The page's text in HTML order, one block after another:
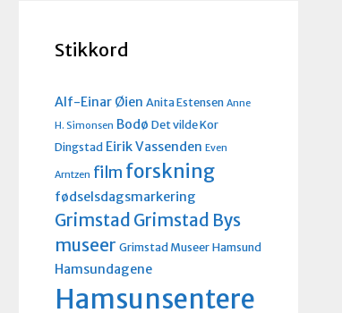
Stikkord
Alf-Einar Øien Anita Estensen Anne
H. Simonsen Bodø Det vilde Kor
Dingstad Eirik Vassenden Even
Arntzen film forskning
fødselsdagsmarkering
Grimstad Grimstad Bys
museer Grimstad Museer Hamsund
Hamsundagene
Hamsunsentere